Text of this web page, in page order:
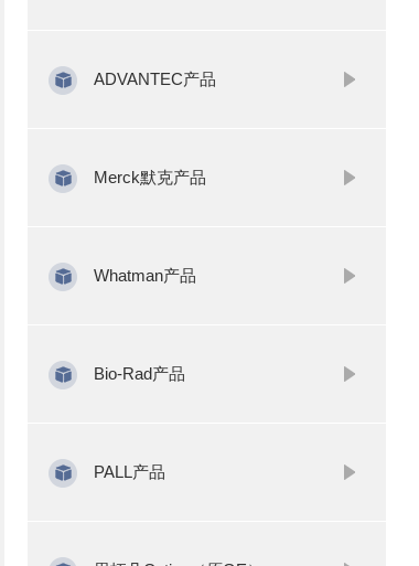
ADVANTEC产品
Merck默克产品
Whatman产品
Bio-Rad产品
PALL产品